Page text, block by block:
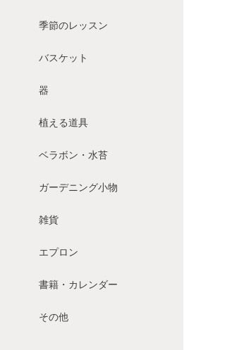
季節のレッスン
バスケット
器
植える道具
ベラボン・水苔
ガーデニング小物
雑貨
エプロン
書籍・カレンダー
その他